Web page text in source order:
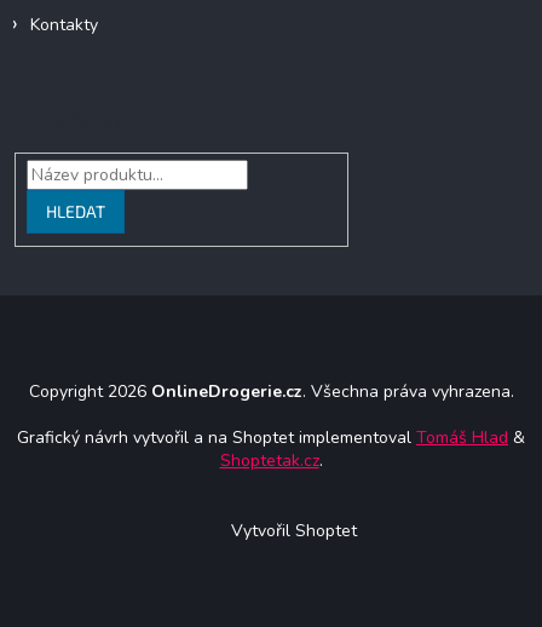
Kontakty
HLEDAT
Copyright 2026 OnlineDrogerie.cz. Všechna práva vyhrazena.
Grafický návrh vytvořil a na Shoptet implementoval Tomáš Hlad &
Shoptetak.cz.
Vytvořil Shoptet